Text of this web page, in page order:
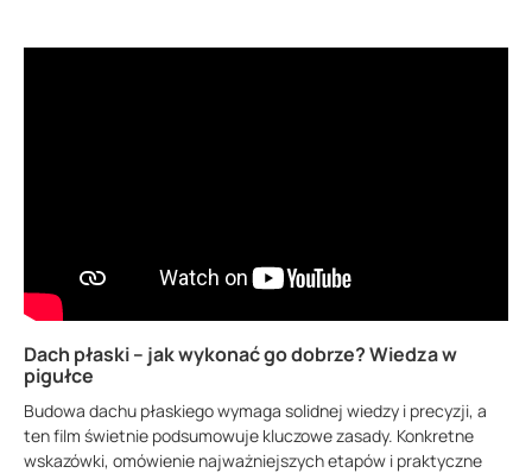
Dach płaski – jak wykonać go dobrze? Wiedza w
pigułce
Budowa dachu płaskiego wymaga solidnej wiedzy i precyzji, a
ten film świetnie podsumowuje kluczowe zasady. Konkretne
wskazówki, omówienie najważniejszych etapów i praktyczne